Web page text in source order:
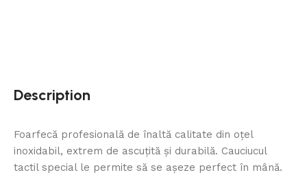
Description
Foarfecă profesională de înaltă calitate din oțel
inoxidabil, extrem de ascuțită și durabilă. Cauciucul
tactil special le permite să se așeze perfect în mână.